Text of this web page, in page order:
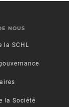
NOUS
la SCHL
la Société